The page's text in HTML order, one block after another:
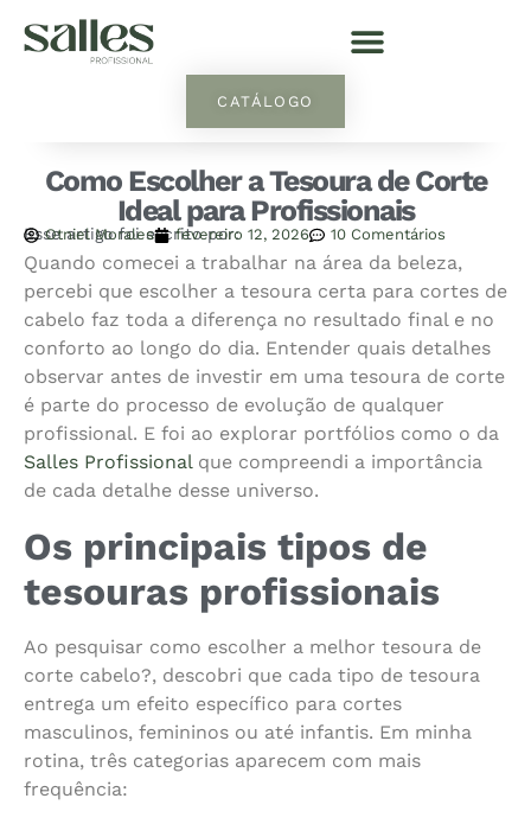
CATÁLOGO
Como Escolher a Tesoura de Corte
Ideal para Profissionais
Esse artigo foi escrito por:
Otniel Morales fevereiro 12, 2026 10 Comentários
Quando comecei a trabalhar na área da beleza,
percebi que escolher a tesoura certa para cortes de
cabelo faz toda a diferença no resultado final e no
conforto ao longo do dia. Entender quais detalhes
observar antes de investir em uma tesoura de corte
é parte do processo de evolução de qualquer
profissional. E foi ao explorar portfólios como o da
Salles Profissionalque compreendi a importância
de cada detalhe desse universo.
Os principais tipos de
tesouras profissionais
Ao pesquisar como escolher a melhor tesoura de
corte cabelo?, descobri que cada tipo de tesoura
entrega um efeito específico para cortes
masculinos, femininos ou até infantis. Em minha
rotina, três categorias aparecem com mais
frequência: